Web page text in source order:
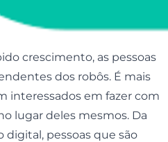
crescimento, as pessoas
dos robôs. É mais
interessados ​​em fazer com
lugar deles mesmos. Da
pessoas que são